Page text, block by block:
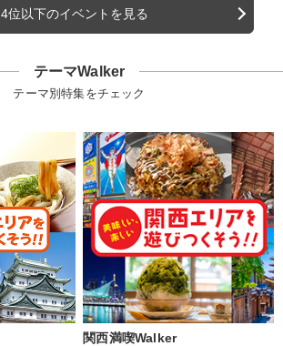
4位以下のイベントを見る
テーマWalker
テーマ別特集をチェック
関西満喫Walker